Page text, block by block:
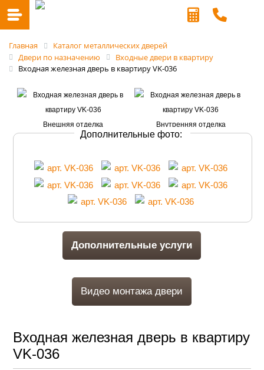
Главная
Каталог металлических дверей
Двери по назначению
Входные двери в квартиру
Входная железная дверь в квартиру VK-036
Дополнительные фото:
Дополнительные услуги
Видео монтажа двери
Входная железная дверь в квартиру
VK-036